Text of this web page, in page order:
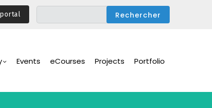
Events eCourses Projects Portfolio